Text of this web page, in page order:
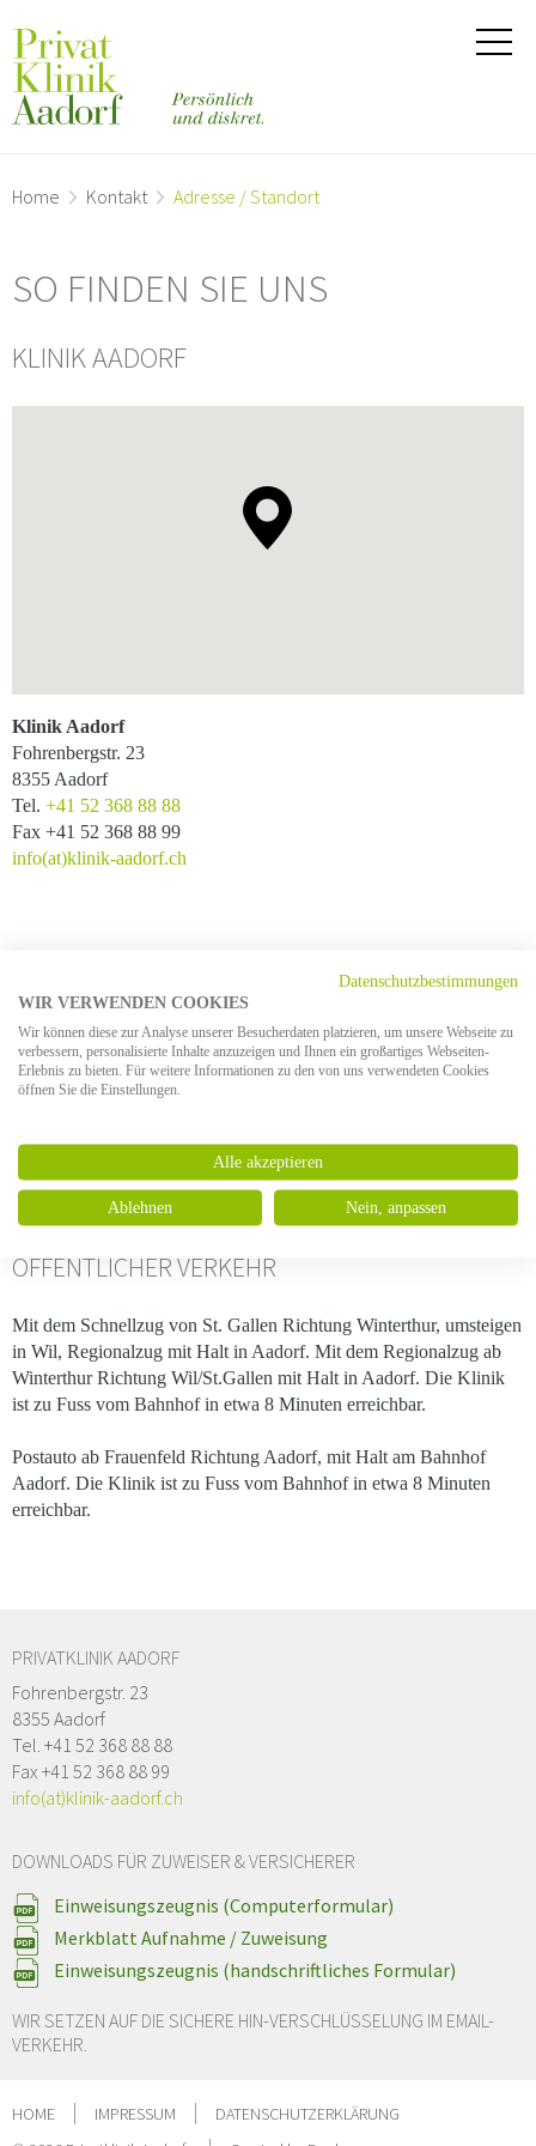
Home Kontakt Adresse / Standort
SO FINDEN SIE UNS
KLINIK AADORF
Klinik Aadorf
Fohrenbergstr. 23
8355 Aadorf
Tel. +41 52 368 88 88
Fax +41 52 368 88 99
info(at)klinik-aadorf.ch
nach Ausfahrt Richtung Aadorf, in Aadorf nach Sportplatz
respektive gegenüber Landgasthof «Heidelberg» links abbiegen in
die Schützenstrasse. Nach rund 800 Metern links abbiegen in die
zum Parkplatz der Klinik führt.
ÖFFENTLICHER VERKEHR
Mit dem Schnellzug von St. Gallen Richtung Winterthur, umsteigen
in Wil, Regionalzug mit Halt in Aadorf. Mit dem Regionalzug ab
Winterthur Richtung Wil/St.Gallen mit Halt in Aadorf. Die Klinik
ist zu Fuss vom Bahnhof in etwa 8 Minuten erreichbar.
Postauto ab Frauenfeld Richtung Aadorf, mit Halt am Bahnhof
Aadorf. Die Klinik ist zu Fuss vom Bahnhof in etwa 8 Minuten
erreichbar.
PRIVATKLINIK AADORF
Fohrenbergstr. 23
8355 Aadorf
Tel. +41 52 368 88 88
Fax +41 52 368 88 99
info(at)klinik-aadorf.ch
DOWNLOADS FÜR ZUWEISER & VERSICHERER
Einweisungszeugnis (Computerformular)
Merkblatt Aufnahme / Zuweisung
Einweisungszeugnis (handschriftliches Formular)
WIR SETZEN AUF DIE SICHERE HIN-VERSCHLÜSSELUNG IM EMAIL-
VERKEHR.
HOME IMPRESSUM
DATENSCHUTZERKLÄRUNG
Datenschutzbestimmungen
WIR VERWENDEN COOKIES
Wir können diese zur Analyse unserer Besucherdaten platzieren, um unsere Webseite zu
verbessern, personalisierte Inhalte anzuzeigen und Ihnen ein großartiges Webseiten-
Erlebnis zu bieten. Für weitere Informationen zu den von uns verwendeten Cookies
öffnen Sie die Einstellungen.
Alle akzeptieren
Ablehnen Nein, anpassen